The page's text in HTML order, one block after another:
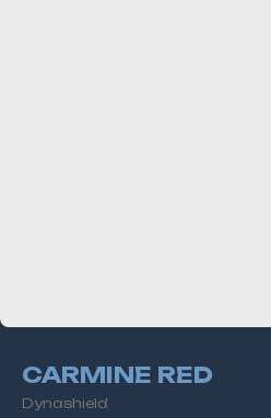
CARMINE RED
Dynashield